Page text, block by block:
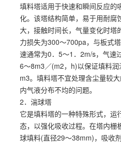
填料塔适用于快速和瞬间反应的
化。该塔结构简单，易于用耐腐
大，接触时间长，气量变化时塔
力损失为300～700pa，与板式
速通常为0．5～1．2m/s，气速
6～8m3／(m2，h)以保证填料
m3。填料塔不宜处理含尘量较
内气液分布不均的问题。
2．湍球塔
它是填料塔的一种特殊形式，运
态，以强化吸收过程。在塔内栅
球填料(直径29～38mm)，吸收